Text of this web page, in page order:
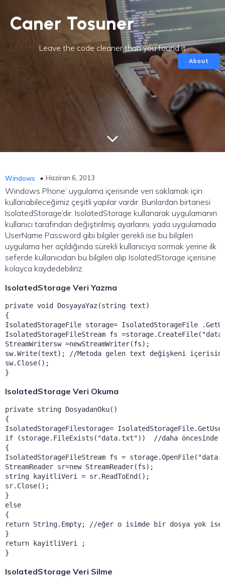
Caner Tosuner
Leave the code cleaner than you found it
About
Windows Haziran 6, 2013
Windows Phone’ uygulama içerisinde veri saklamak için
kullanabileceğimiz çeşitli yapılar vardır. Bunlardan birtanesi
IsolatedStorage’dır. IsolatedStorage kullanarak uygulamanın
kullanıcı tarafından değiştirilmiş ayarlarını, yada uygulamada
UserName Password gibi bilgiler gerekli ise bu bilgileri
uygulama her açıldığında sürekli kullanıcıya sormak yerine ilk
seferde kullanıcıdan bu bilgileri alıp IsolatedStorage içerisine
kolayca kaydedebiliriz.
IsolatedStorage Veri Yazma
private void DosyayaYaz(string text)
{
IsolatedStorageFile storage= IsolatedStorageFile
IsolatedStorageFileStream fs
StreamWritersw =newStreamWriter(fs);
sw.Write(text); //Metoda gelen text değişkeni
sw.Close();
}
IsolatedStorage Veri Okuma
private string DosyadanOku()
{
IsolatedStorageFilestorage=
if (storage.FileExists("data.txt"))  //daha öncesinde
{
IsolatedStorageFileStream fs =
StreamReader sr=new StreamReader(fs);
string kayitliVeri = sr.ReadToEnd();
sr.Close();
}
else
{
return String.Empty; //eğer o isimde bir dosya yok ise
}
return kayitliVeri ;
}
IsolatedStorage Veri Silme